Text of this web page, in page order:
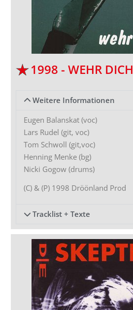
1998 - WEHR DICH
Weitere Informationen
Eugen Balanskat (voc)
Lars Rudel (git, voc)
Tom Schwoll (git,voc)
Henning Menke (bg)
Nicki Gogow (drums)
(C) & (P) 1998 Dröönland Prod
Tracklist + Texte